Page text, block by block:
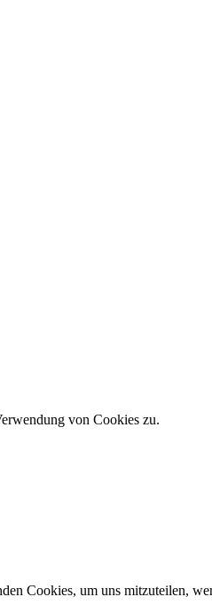
von Cookies zu.
Cookies, um uns mitzuteilen,